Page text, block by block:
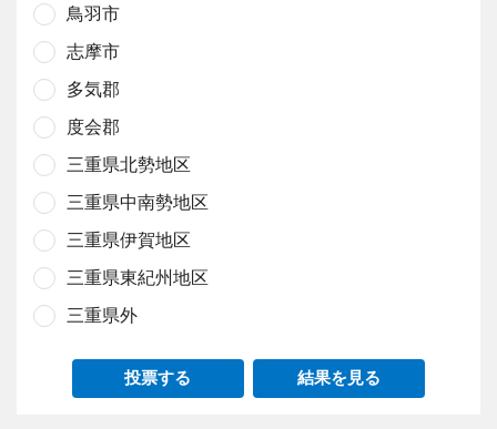
鳥羽市
志摩市
多気郡
度会郡
三重県北勢地区
三重県中南勢地区
三重県伊賀地区
三重県東紀州地区
三重県外
投票する 結果を見る